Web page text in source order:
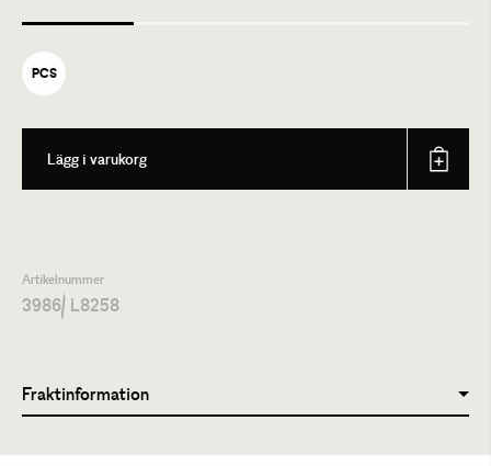
PCS
Lägg i varukorg
Artikelnummer
3986/ L8258
Fraktinformation